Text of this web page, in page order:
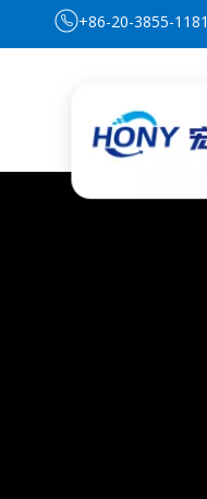
+86-20-3855-1181